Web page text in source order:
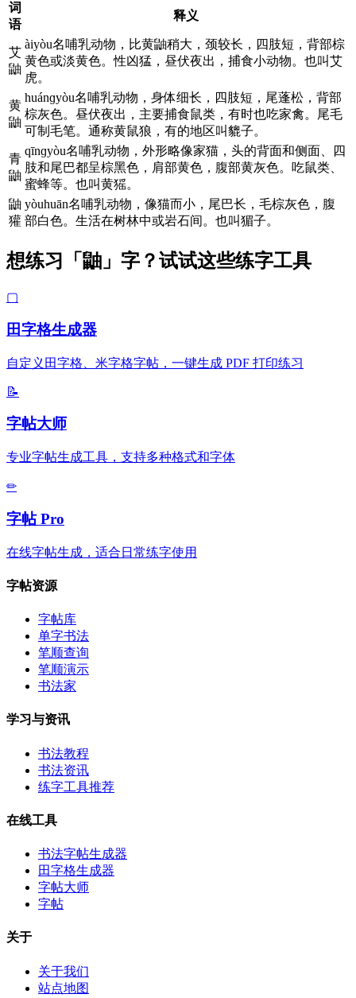
词
语
释义
艾
鼬
àiyòu名哺乳动物，比黄鼬稍大，颈较长，四肢短，背部棕
黄色或淡黄色。性凶猛，昼伏夜出，捕食小动物。也叫艾
虎。
黄
鼬
huánɡyòu名哺乳动物，身体细长，四肢短，尾蓬松，背部
棕灰色。昼伏夜出，主要捕食鼠类，有时也吃家禽。尾毛
可制毛笔。通称黄鼠狼，有的地区叫貔子。
青
鼬
qīnɡyòu名哺乳动物，外形略像家猫，头的背面和侧面、四
肢和尾巴都呈棕黑色，肩部黄色，腹部黄灰色。吃鼠类、
蜜蜂等。也叫黄猺。
鼬
獾
yòuhuān名哺乳动物，像猫而小，尾巴长，毛棕灰色，腹
部白色。生活在树林中或岩石间。也叫猸子。
想练习「鼬」字？试试这些练字工具
▢
田字格生成器
自定义田字格、米字格字帖，一键生成 PDF 打印练习
📝
字帖大师
专业字帖生成工具，支持多种格式和字体
✏
字帖 Pro
在线字帖生成，适合日常练字使用
字帖资源
字帖库
单字书法
笔顺查询
笔顺演示
书法家
学习与资讯
书法教程
书法资讯
练字工具推荐
在线工具
书法字帖生成器
田字格生成器
字帖大师
字帖
关于
关于我们
站点地图